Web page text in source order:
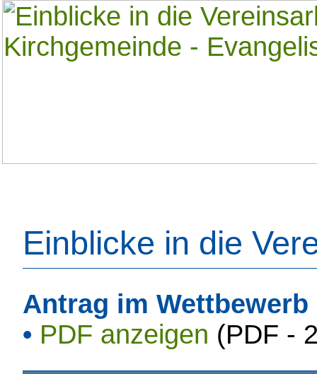
Einblicke in die
Antrag im
• PDF anzeigen (PDF -